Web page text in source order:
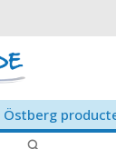
Östberg